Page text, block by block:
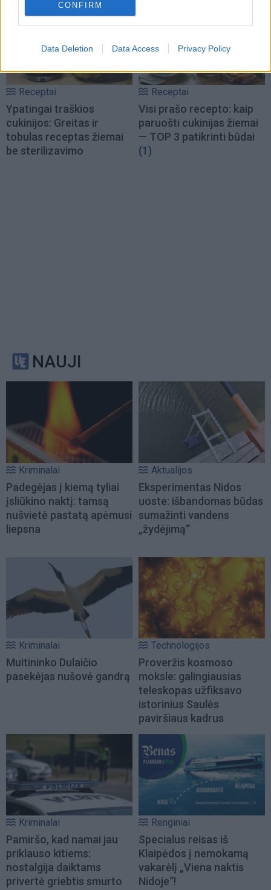
CONFIRM
Data Deletion Data Access Privacy Policy
Receptai
Ypatingai traškios
cukinijos: Greitas ir
tobulas receptas žiemai
be sterilizavimo
Receptai
Visi prašo recepto: kaip
paruošti cukinijas žiemai
— TOP 3 patikrinti būdai
(1)
NAUJI
Kriminalai
Padegėjas į kiemą tyliai
įsliūkino naktį: tamsą
nušvietė pastatą apėmusi
liepsna
Aktualijos
Eksperimentas Nidos
uoste: išbandomas būdas
sumažinti vandens
„žydėjimą“
Kriminalai
Muitininko Dulaičio
pasekėjas nušovė gandrą
Technologijos
Proveržis kosmoso
moksle: galingiausias
teleskopas užfiksavo
istorinius Saulės
paviršiaus kadrus
Kriminalai
Pamiršo, kad namai jau
priklauso kitiems:
nostalgija daiktams
privertė griebtis smurto
Renginiai
Specialus reisas iš
Klaipėdos į nemokamą
vakarėlį „Viena naktis
Nidoje“!